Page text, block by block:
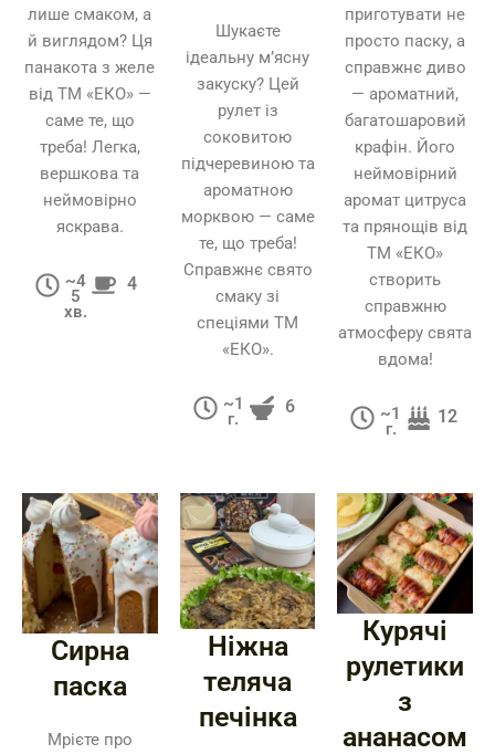
лише смаком, а
й виглядом? Ця
панакота з желе
від ТМ «ЕКО» —
саме те, що
треба! Легка,
вершкова та
неймовірно
яскрава.
~4
5
хв.
4
Шукаєте
ідеальну м’ясну
закуску? Цей
рулет із
соковитою
підчеревиною та
ароматною
морквою — саме
те, що треба!
Справжнє свято
смаку зі
спеціями ТМ
«ЕКО».
~1
г.
6
приготувати не
просто паску, а
справжнє диво
— ароматний,
багатошаровий
крафін. Його
неймовірний
аромат цитруса
та прянощів від
ТМ «ЕКО»
створить
справжню
атмосферу свята
вдома!
~1
г.
12
Сирна
паска
Мрієте про
Ніжна
теляча
печінка
Курячі
рулетики
з
ананасом